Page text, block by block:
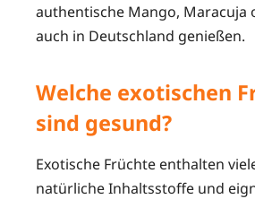
authentische Mango, Maracuja
auch in Deutschland genießen.
Welche exotischen
sind gesund?
Exotische Früchte enthalten
natürliche Inhaltsstoffe und